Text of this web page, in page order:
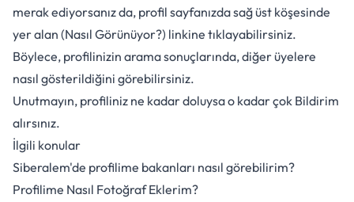
merak ediyorsanız da, profil sayfanızda sağ üst köşesinde
yer alan (Nasıl Görünüyor?) linkine tıklayabilirsiniz.
Böylece, profilinizin arama sonuçlarında, diğer üyelere
nasıl gösterildiğini görebilirsiniz.
Unutmayın, profiliniz ne kadar doluysa o kadar çok Bildirim
alırsınız.
İlgili konular
Siberalem'de profilime bakanları nasıl görebilirim?
Profilime Nasıl Fotoğraf Eklerim?